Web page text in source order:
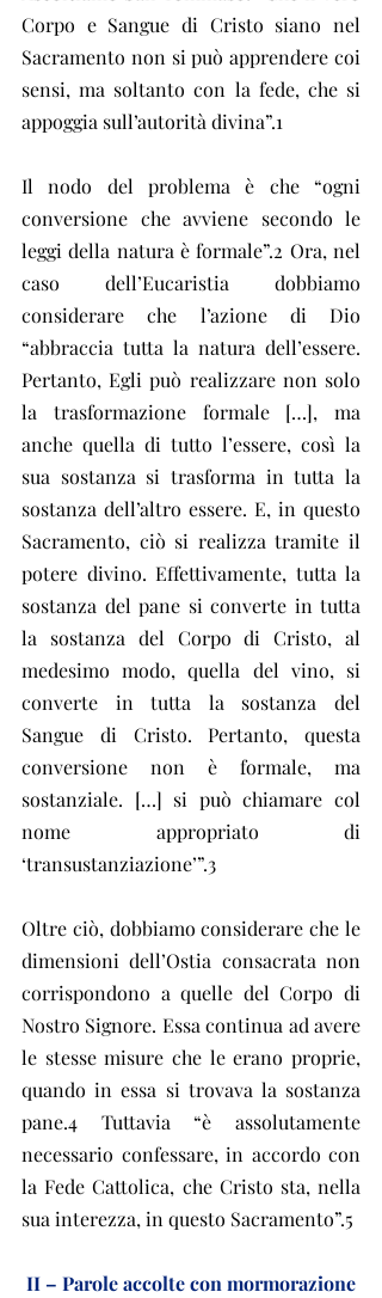
Corpo e Sangue di Cristo siano nel
Sacramento non si può apprendere coi
sensi, ma soltanto con la fede, che si
appoggia sull’autorità divina”.1
Il nodo del problema è che “ogni
conversione che avviene secondo le
leggi della natura è formale”.2 Ora, nel
caso dell’Eucaristia dobbiamo
considerare che l’azione di Dio
“abbraccia tutta la natura dell’essere.
Pertanto, Egli può realizzare non solo
la trasformazione formale […], ma
anche quella di tutto l’essere, così la
sua sostanza si trasforma in tutta la
sostanza dell’altro essere. E, in questo
Sacramento, ciò si realizza tramite il
potere divino. Effettivamente, tutta la
sostanza del pane si converte in tutta
la sostanza del Corpo di Cristo, al
medesimo modo, quella del vino, si
converte in tutta la sostanza del
Sangue di Cristo. Pertanto, questa
conversione non è formale, ma
sostanziale. […] si può chiamare col
nome appropriato di
‘transustanziazione’”.3
Oltre ciò, dobbiamo considerare che le
dimensioni dell’Ostia consacrata non
corrispondono a quelle del Corpo di
Nostro Signore. Essa continua ad avere
le stesse misure che le erano proprie,
quando in essa si trovava la sostanza
pane.4 Tuttavia “è assolutamente
necessario confessare, in accordo con
la Fede Cattolica, che Cristo sta, nella
sua interezza, in questo Sacramento”.5
II – Parole accolte con mormorazione